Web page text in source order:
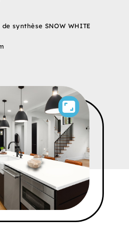
synthèse SNOW WHITE